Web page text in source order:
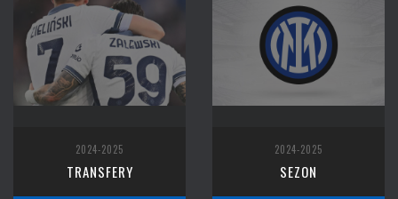
2024-2025
TRANSFERY
2024-2025
SEZON